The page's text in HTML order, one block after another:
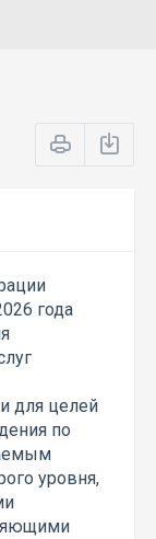
года
для целей
по
уровня,